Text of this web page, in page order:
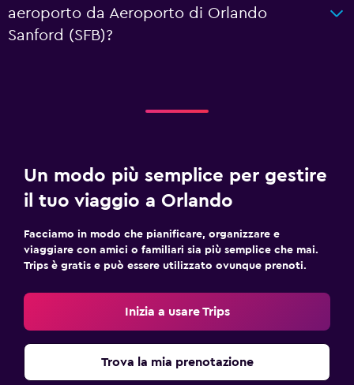
aeroporto da Aeroporto di Orlando
Sanford (SFB)?
Un modo più semplice per gestire
il tuo viaggio a Orlando
Facciamo in modo che pianificare, organizzare e
viaggiare con amici o familiari sia più semplice che mai.
Trips è gratis e può essere utilizzato ovunque prenoti.
Inizia a usare Trips
Trova la mia prenotazione